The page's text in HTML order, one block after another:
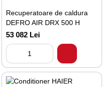
Recuperatoare de caldura
DEFRO AIR DRX 500 H
53 082 Lei